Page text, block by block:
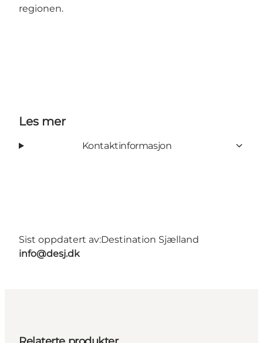
regionen.
Les mer
Kontaktinformasjon
Sist oppdatert av:Destination Sjælland
info@desj.dk